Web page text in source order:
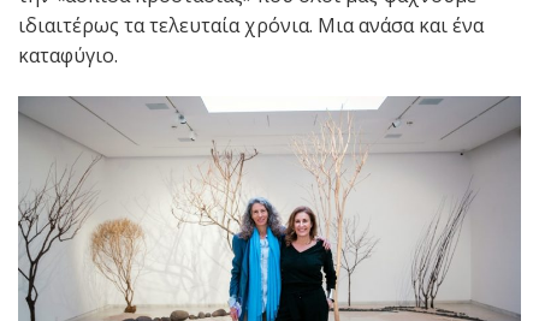
ιδιαιτέρως τα τελευταία χρόνια. Μια ανάσα και ένα
καταφύγιο.